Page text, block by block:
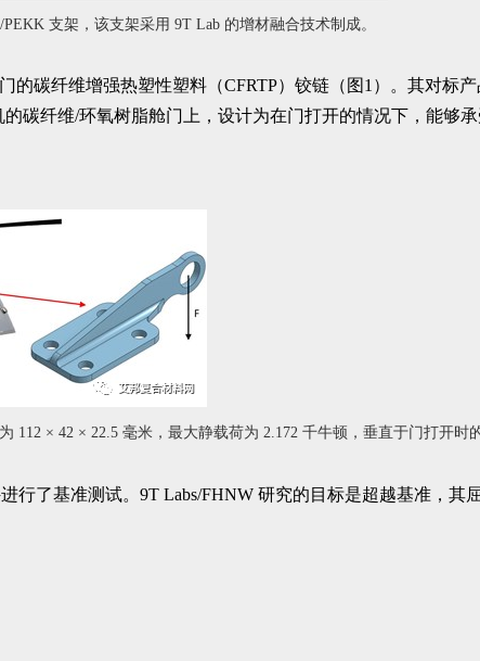
支架，该支架采用 9T Lab 的增材融合技术制成。
的碳纤维增强热塑性塑料（CFRTP）铰链（图1）。其对标
的碳纤维/环氧树脂舱门上，设计为在门打开的情况下，能够
× 42 × 22.5 毫米，最大静载荷为 2.172 千牛顿，垂直于门打开时
了基准测试。9T Labs/FHNW 研究的目标是超越基准，其